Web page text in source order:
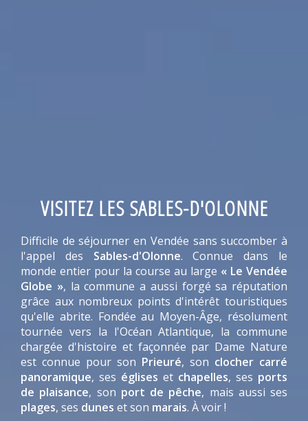
VISITEZ LES SABLES-D'OLONNE
Difficile de séjourner en Vendée sans succomber à
l'appel des Sables-d'Olonne. Connue dans le
monde entier pour la course au large « Le Vendée
Globe », la commune a aussi forgé sa réputation
grâce aux nombreux points d'intérêt touristiques
qu'elle abrite. Fondée au Moyen-Âge, résolument
tournée vers la l'Océan Atlantique, la commune
chargée d'histoire et façonnée par Dame Nature
est connue pour son Prieuré, son clocher carré
panoramique, ses églises et chapelles, ses ports
de plaisance, son port de pêche, mais aussi ses
plages, ses dunes et son marais. À voir !